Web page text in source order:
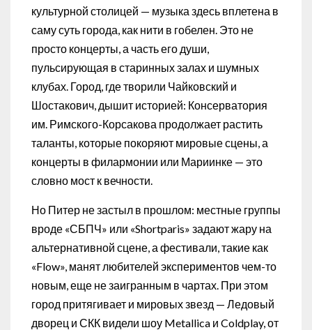
культурной столицей — музыка здесь вплетена в
саму суть города, как нити в гобелен. Это не
просто концерты, а часть его души,
пульсирующая в старинных залах и шумных
клубах. Город, где творили Чайковский и
Шостакович, дышит историей: Консерватория
им. Римского-Корсакова продолжает растить
таланты, которые покоряют мировые сцены, а
концерты в филармонии или Мариинке — это
словно мост к вечности.
Но Питер не застыл в прошлом: местные группы
вроде «СБПЧ» или «Shortparis» задают жару на
альтернативной сцене, а фестивали, такие как
«Flow», манят любителей экспериментов чем-то
новым, еще не заигранным в чартах. При этом
город притягивает и мировых звезд — Ледовый
дворец и СКК видели шоу Metallica и Coldplay, от